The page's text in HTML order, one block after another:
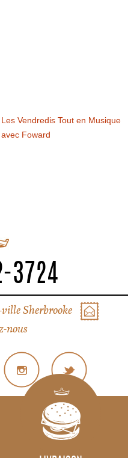
Les Vendredis Tout en Musique
avec Foward
3724
Sherbrooke
nous
Sherbrooke